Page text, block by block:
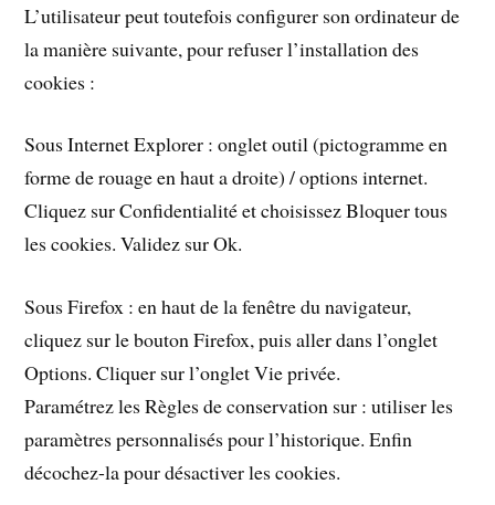
L’utilisateur peut toutefois configurer son ordinateur de
la manière suivante, pour refuser l’installation des
cookies :
Sous Internet Explorer : onglet outil (pictogramme en
forme de rouage en haut a droite) / options internet.
Cliquez sur Confidentialité et choisissez Bloquer tous
les cookies. Validez sur Ok.
Sous Firefox : en haut de la fenêtre du navigateur,
cliquez sur le bouton Firefox, puis aller dans l’onglet
Options. Cliquer sur l’onglet Vie privée.
Paramétrez les Règles de conservation sur : utiliser les
paramètres personnalisés pour l’historique. Enfin
décochez-la pour désactiver les cookies.